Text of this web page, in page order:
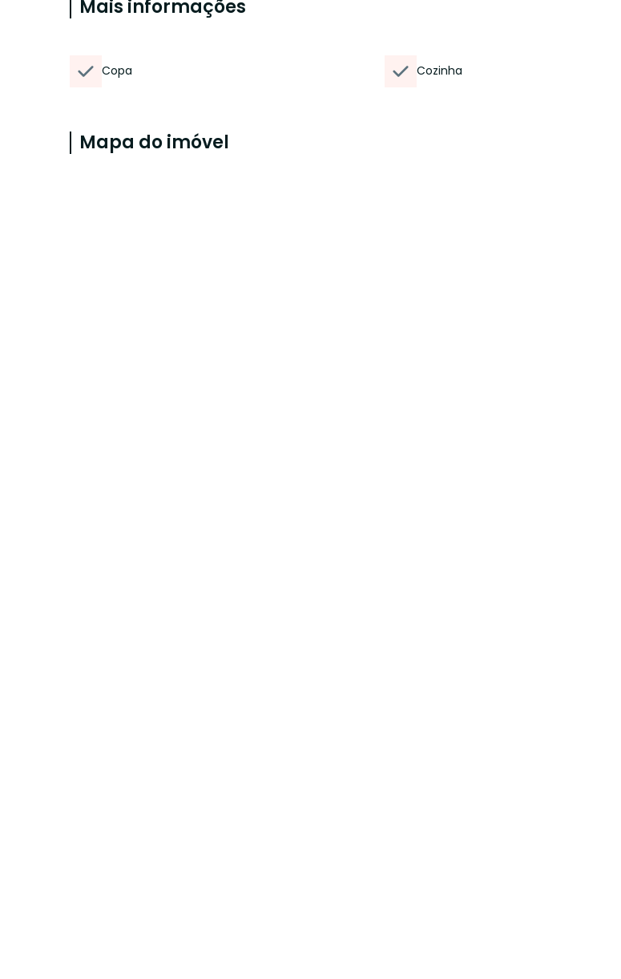
Mais informações
Copa Cozinha
Mapa do imóvel